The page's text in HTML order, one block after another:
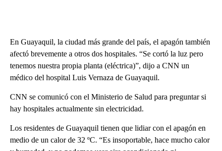
En Guayaquil, la ciudad más grande del país, el apagón también
afectó brevemente a otros dos hospitales. “Se cortó la luz pero
tenemos nuestra propia planta (eléctrica)”, dijo a CNN un
médico del hospital Luis Vernaza de Guayaquil.
CNN se comunicó con el Ministerio de Salud para preguntar si
hay hospitales actualmente sin electricidad.
Los residentes de Guayaquil tienen que lidiar con el apagón en
medio de un calor de 32 ºC. “Es insoportable, hace mucho calor